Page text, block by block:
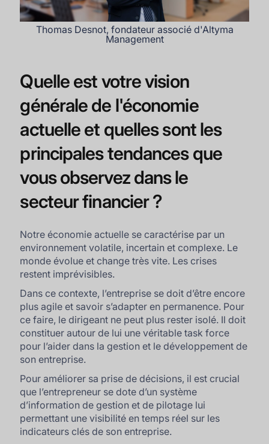
Thomas Desnot, fondateur associé d'Altyma
Management
Quelle est votre vision
générale de l'économie
actuelle et quelles sont les
principales tendances que
vous observez dans le
secteur financier ?
Notre économie actuelle se caractérise par un
environnement volatile, incertain et complexe. Le
monde évolue et change très vite. Les crises
restent imprévisibles.
Dans ce contexte, l’entreprise se doit d’être encore
plus agile et savoir s’adapter en permanence. Pour
ce faire, le dirigeant ne peut plus rester isolé. Il doit
constituer autour de lui une véritabletask force
pour l’aider dans la gestion et le développement de
son entreprise.
Pour améliorer sa prise de décisions, il est crucial
que l’entrepreneur se dote d’un système
d’information de gestion et de pilotage lui
permettant une visibilité en temps réel sur les
indicateurs clés de son entreprise.